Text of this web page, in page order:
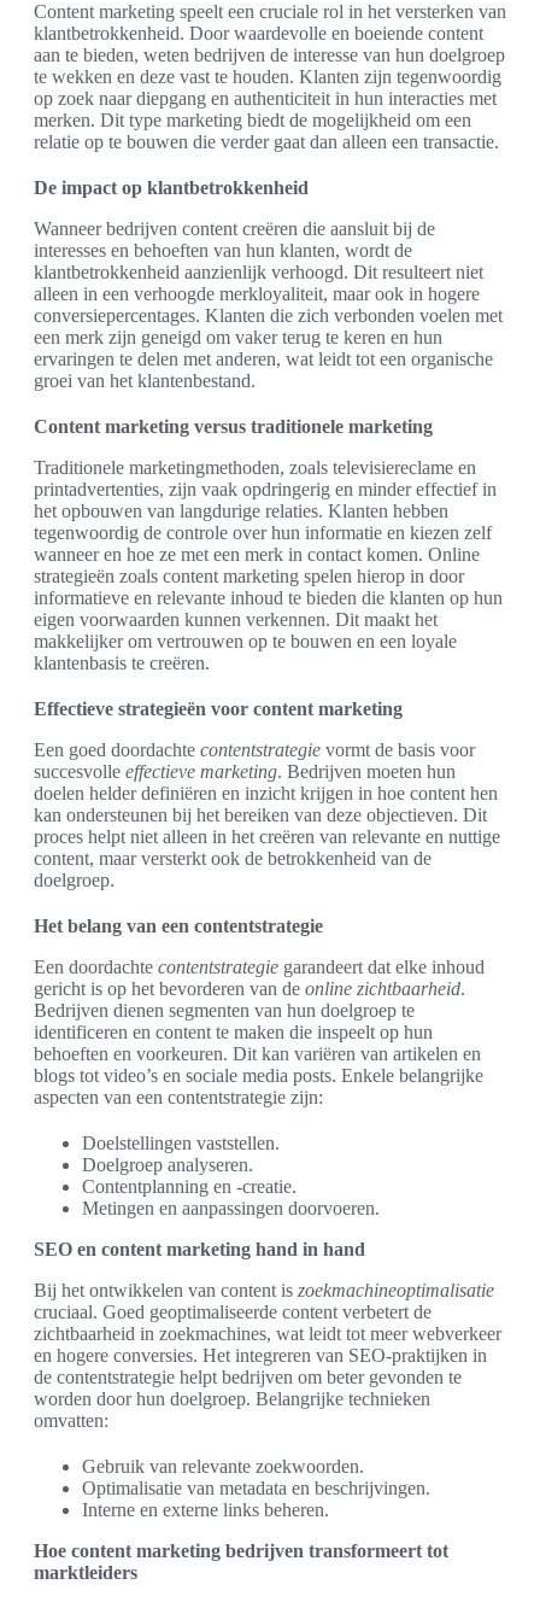
Content marketing speelt een cruciale rol in het versterken van
klantbetrokkenheid. Door waardevolle en boeiende content
aan te bieden, weten bedrijven de interesse van hun doelgroep
te wekken en deze vast te houden. Klanten zijn tegenwoordig
op zoek naar diepgang en authenticiteit in hun interacties met
merken. Dit type marketing biedt de mogelijkheid om een
relatie op te bouwen die verder gaat dan alleen een transactie.
De impact op klantbetrokkenheid
Wanneer bedrijven content creëren die aansluit bij de
interesses en behoeften van hun klanten, wordt de
klantbetrokkenheid aanzienlijk verhoogd. Dit resulteert niet
alleen in een verhoogde merkloyaliteit, maar ook in hogere
conversiepercentages. Klanten die zich verbonden voelen met
een merk zijn geneigd om vaker terug te keren en hun
ervaringen te delen met anderen, wat leidt tot een organische
groei van het klantenbestand.
Content marketing versus traditionele marketing
Traditionele marketingmethoden, zoals televisiereclame en
printadvertenties, zijn vaak opdringerig en minder effectief in
het opbouwen van langdurige relaties. Klanten hebben
tegenwoordig de controle over hun informatie en kiezen zelf
wanneer en hoe ze met een merk in contact komen. Online
strategieën zoals content marketing spelen hierop in door
informatieve en relevante inhoud te bieden die klanten op hun
eigen voorwaarden kunnen verkennen. Dit maakt het
makkelijker om vertrouwen op te bouwen en een loyale
klantenbasis te creëren.
Effectieve strategieën voor content marketing
Een goed doordachte contentstrategie vormt de basis voor
succesvolle effectieve marketing. Bedrijven moeten hun
doelen helder definiëren en inzicht krijgen in hoe content hen
kan ondersteunen bij het bereiken van deze objectieven. Dit
proces helpt niet alleen in het creëren van relevante en nuttige
content, maar versterkt ook de betrokkenheid van de
doelgroep.
Het belang van een contentstrategie
Een doordachte contentstrategie garandeert dat elke inhoud
gericht is op het bevorderen van de online zichtbaarheid.
Bedrijven dienen segmenten van hun doelgroep te
identificeren en content te maken die inspeelt op hun
behoeften en voorkeuren. Dit kan variëren van artikelen en
blogs tot video’s en sociale media posts. Enkele belangrijke
aspecten van een contentstrategie zijn:
Doelstellingen vaststellen.
Doelgroep analyseren.
Contentplanning en -creatie.
Metingen en aanpassingen doorvoeren.
SEO en content marketing hand in hand
Bij het ontwikkelen van content is zoekmachineoptimalisatie
cruciaal. Goed geoptimaliseerde content verbetert de
zichtbaarheid in zoekmachines, wat leidt tot meer webverkeer
en hogere conversies. Het integreren van SEO-praktijken in
de contentstrategie helpt bedrijven om beter gevonden te
worden door hun doelgroep. Belangrijke technieken
omvatten:
Gebruik van relevante zoekwoorden.
Optimalisatie van metadata en beschrijvingen.
Interne en externe links beheren.
Hoe content marketing bedrijven transformeert tot
marktleiders